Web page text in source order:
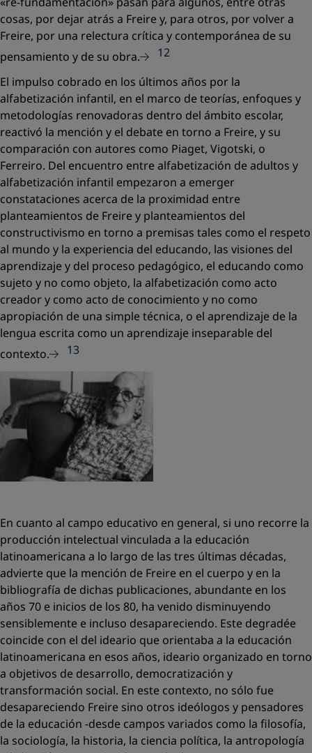
cosas, por dejar atrás a Freire y, para otros, por volver a
Freire, por una relectura crítica y contemporánea de su
pensamiento y de su obra.
12
El impulso cobrado en los últimos años por la
alfabetización infantil, en el marco de teorías, enfoques y
metodologías renovadoras dentro del ámbito escolar,
reactivó la mención y el debate en torno a Freire, y su
comparación con autores como Piaget, Vigotski, o
Ferreiro. Del encuentro entre alfabetización de adultos y
alfabetización infantil empezaron a emerger
constataciones acerca de la proximidad entre
planteamientos de Freire y planteamientos del
constructivismo en torno a premisas tales como el respeto
al mundo y la experiencia del educando, las visiones del
aprendizaje y del proceso pedagógico, el educando como
sujeto y no como objeto, la alfabetización como acto
creador y como acto de conocimiento y no como
apropiación de una simple técnica, o el aprendizaje de la
lengua escrita como un aprendizaje inseparable del
contexto.
13
En cuanto al campo educativo en general, si uno recorre la
producción intelectual vinculada a la educación
latinoamericana a lo largo de las tres últimas décadas,
advierte que la mención de Freire en el cuerpo y en la
bibliografía de dichas publicaciones, abundante en los
años 70 e inicios de los 80, ha venido disminuyendo
sensiblemente e incluso desapareciendo. Este degradée
coincide con el del ideario que orientaba a la educación
latinoamericana en esos años, ideario organizado en torno
a objetivos de desarrollo, democratización y
transformación social. En este contexto, no sólo fue
desapareciendo Freire sino otros ideólogos y pensadores
de la educación -desde campos variados como la filosofía,
la sociología, la historia, la ciencia política, la antropología